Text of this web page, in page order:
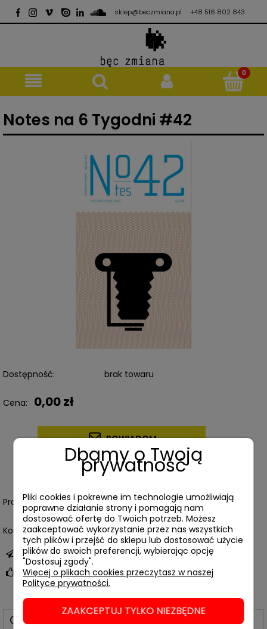
sklep@beczmiana.pl +48 516 802 843
Notes na 6 Tygodni #42
Dostępność: brak towaru
Cena: 0,00 zł
POWIADOM
dodaj do przechowalni
Producent:
Kod produktu: B3A1-5293B
zapytaj o produkt
poleć znajomemu
Opis
Dbamy o Twoją
prywatność
Pliki cookies i pokrewne im technologie umożliwiają
poprawne działanie strony i pomagają nam
dostosować ofertę do Twoich potrzeb. Możesz
zaakceptować wykorzystanie przez nas wszystkich
tych plików i przejść do sklepu lub dostosować użycie
plików do swoich preferencji, wybierając opcję
"Dostosuj zgody".
Więcej o plikach cookies przeczytasz w naszej
Polityce prywatności.
ZAAKCEPTUJ TYLKO NIEZBĘDNE